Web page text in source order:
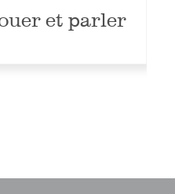
et parler